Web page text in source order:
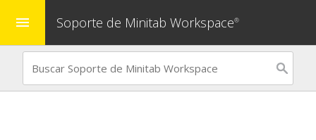
menu Soporte de Minitab Workspace®